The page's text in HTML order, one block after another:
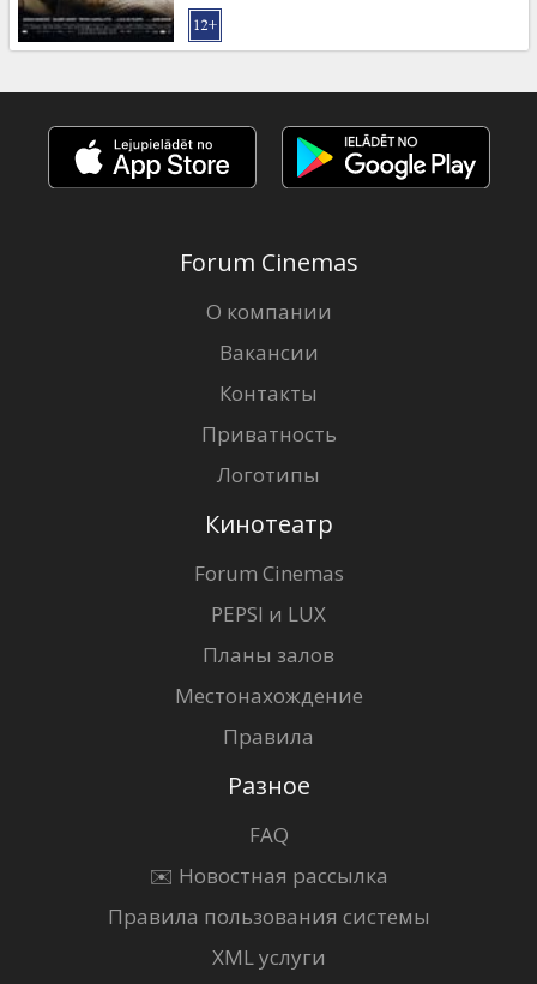
Клуб
Forum Cinemas
О компании
Вакансии
Контакты
Приватность
Логотипы
Кинотеатр
Forum Cinemas
PEPSI и LUX
Планы залов
Местонахождение
Правила
Разное
FAQ
✉️ Новостная рассылка
Правила пользования системы
XML услуги